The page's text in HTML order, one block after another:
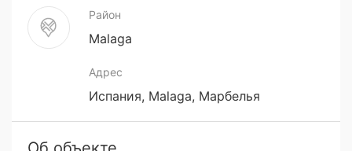
Район
Malaga
Адрес
Испания, Malaga, Марбелья